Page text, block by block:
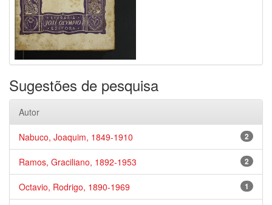
Sugestões de pesquisa
Autor
2
Nabuco, Joaquim, 1849-1910
2
Ramos, Graciliano, 1892-1953
1
Octavio, Rodrigo, 1890-1969